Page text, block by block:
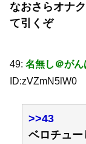
なおさらオナ
て引くぞ
49: 名無し＠がん
ID:zVZmN5lW0
>>43
ベロチュー